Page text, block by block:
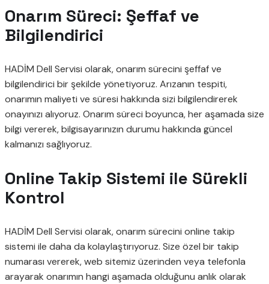
Onarım Süreci: Şeffaf ve
Bilgilendirici
HADİM Dell Servisi olarak, onarım sürecini şeffaf ve
bilgilendirici bir şekilde yönetiyoruz. Arızanın tespiti,
onarımın maliyeti ve süresi hakkında sizi bilgilendirerek
onayınızı alıyoruz. Onarım süreci boyunca, her aşamada size
bilgi vererek, bilgisayarınızın durumu hakkında güncel
kalmanızı sağlıyoruz.
Online Takip Sistemi ile Sürekli
Kontrol
HADİM Dell Servisi olarak, onarım sürecini online takip
sistemi ile daha da kolaylaştırıyoruz. Size özel bir takip
numarası vererek, web sitemiz üzerinden veya telefonla
arayarak onarımın hangi aşamada olduğunu anlık olarak